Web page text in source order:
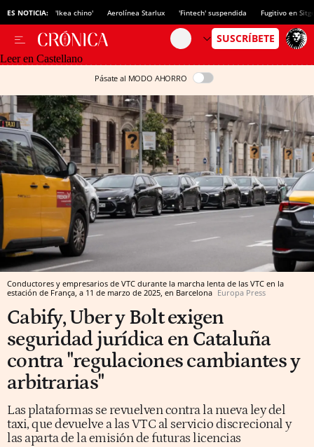
ES NOTICIA: 'Ikea chino' Aerolínea Starlux 'Fintech' suspendida Fugitivo en
Leer en Castellano
Pásate al MODO AHORRO
Conductores y empresarios de VTC durante la marcha lenta de las VTC en la
estación de França, a 11 de marzo de 2025, en Barcelona Europa Press
Cabify, Uber y Bolt exigen
seguridad jurídica en Cataluña
contra "regulaciones cambiantes y
arbitrarias"
Las plataformas se revuelven contra la nueva ley del
taxi, que devuelve a las VTC al servicio discrecional y
las aparta de la emisión de futuras licencias